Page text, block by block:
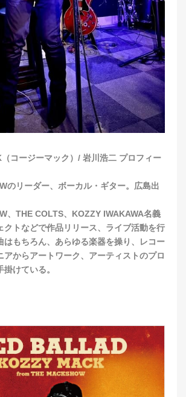
（コージーマック）/ 岩川浩二 プロフィー
のリーダー、ボーカル・ギター。広島出
、THE COLTS、KOZZY IWAKAWA名義
クトなどで作品リリース、ライブ活動を行
はもちろん、あらゆる楽器を操り、レコー
アからアートワーク、アーティストのプロ
けている。